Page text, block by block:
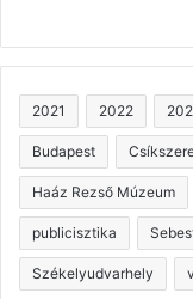
2021 2022
Budapest
Haáz Rezső Múzeum
publicisztika
Székelyudvarhely